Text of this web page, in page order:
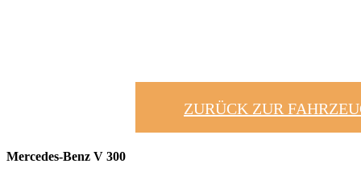
ZURÜCK ZUR
Mercedes-Benz V 300